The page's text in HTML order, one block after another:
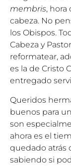
membris, hora
cabeza. No
los Obispos.
Cabeza y
reformatear,
es la de Cristo
entregado
Queridos
buenos para
son
ahora es el
quedado atrás
sabiendo si